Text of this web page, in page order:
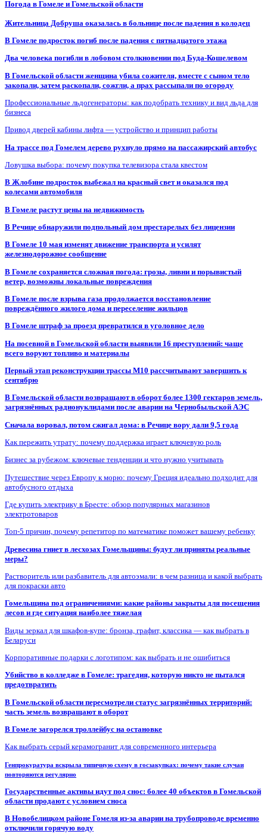
Погода в Гомеле и Гомельской области
Жительница Добруша оказалась в больнице после падения в колодец
В Гомеле подросток погиб после падения с пятнадцатого этажа
Два человека погибли в лобовом столкновении под Буда-Кошелевом
В Гомельской области женщина убила сожителя, вместе с сыном тело
закопали, затем раскопали, сожгли, а прах рассыпали по огороду
Профессиональные льдогенераторы: как подобрать технику и вид льда для
бизнеса
Привод дверей кабины лифта — устройство и принцип работы
На трассе под Гомелем дерево рухнуло прямо на пассажирский автобус
Ловушка выбора: почему покупка телевизора стала квестом
В Жлобине подросток выбежал на красный свет и оказался под
колесами автомобиля
В Гомеле растут цены на недвижимость
В Речице обнаружили подпольный дом престарелых без лицензии
В Гомеле 10 мая изменят движение транспорта и усилят
железнодорожное сообщение
В Гомеле сохраняется сложная погода: грозы, ливни и порывистый
ветер, возможны локальные повреждения
В Гомеле после взрыва газа продолжается восстановление
повреждённого жилого дома и переселение жильцов
В Гомеле штраф за проезд превратился в уголовное дело
На посевной в Гомельской области выявили 16 преступлений: чаще
всего воруют топливо и материалы
Первый этап реконструкции трассы М10 рассчитывают завершить к
сентябрю
В Гомельской области возвращают в оборот более 1300 гектаров земель,
загрязнённых радионуклидами после аварии на Чернобыльской АЭС
Сначала воровал, потом сжигал дома: в Речице вору дали 9,5 года
Как пережить утрату: почему поддержка играет ключевую роль
Бизнес за рубежом: ключевые тенденции и что нужно учитывать
Путешествие через Европу к морю: почему Греция идеально подходит для
автобусного отдыха
Где купить электрику в Бресте: обзор популярных магазинов
электротоваров
Топ-5 причин, почему репетитор по математике поможет вашему ребенку
Древесина гниет в лесхозах Гомельщины: будут ли приняты реальные
меры?
Растворитель или разбавитель для автоэмали: в чем разница и какой выбрать
для покраски авто
Гомельщина под ограничениями: какие районы закрыты для посещения
лесов и где ситуация наиболее тяжелая
Виды зеркал для шкафов-купе: бронза, графит, классика — как выбрать в
Беларуси
Корпоративные подарки с логотипом: как выбрать и не ошибиться
Убийство в колледже в Гомеле: трагедия, которую никто не пытался
предотвратить
В Гомельской области пересмотрели статус загрязнённых территорий:
часть земель возвращают в оборот
В Гомеле загорелся троллейбус на остановке
Как выбрать серый керамогранит для современного интерьера
Генпрокуратура вскрыла типичную схему в госзакупках: почему такие случаи
повторяются регулярно
Государственные активы идут под снос: более 40 объектов в Гомельской
области продают с условием сноса
В Новобелицком районе Гомеля из-за аварии на трубопроводе временно
отключили горячую воду